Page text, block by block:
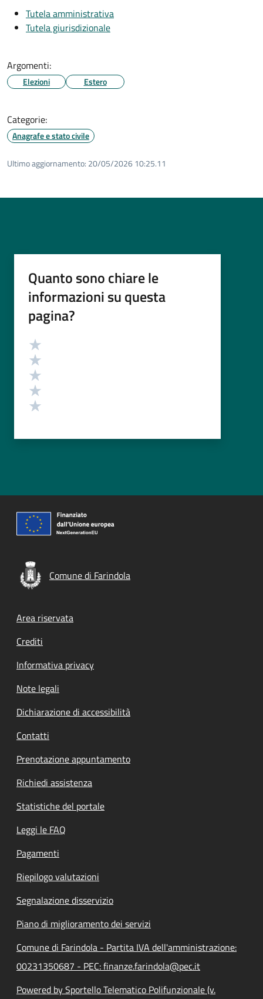
Tutela amministrativa
Tutela giurisdizionale
Argomenti:
Elezioni Estero
Categorie:
Anagrafe e stato civile
Ultimo aggiornamento: 20/05/2026 10:25.11
Quanto sono chiare le
informazioni su questa
pagina?
Valutazione
Comune di Farindola
Footer menu
Area riservata
Crediti
Informativa privacy
Note legali
Dichiarazione di accessibilità
Contatti
Prenotazione appuntamento
Richiedi assistenza
Statistiche del portale
Leggi le FAQ
Pagamenti
Riepilogo valutazioni
Segnalazione disservizio
Piano di miglioramento dei servizi
Comune di Farindola - Partita IVA dell'amministrazione:
00231350687 - PEC: finanze.farindola@pec.it
Powered by Sportello Telematico Polifunzionale (v.